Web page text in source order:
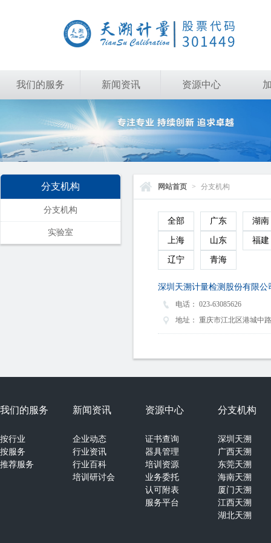
我们的服务 新闻资讯 资源中心
分支机构
分支机构
实验室
网站首页 > 分支机构
全部 广东 湖南
上海 山东 福建
辽宁 青海
深圳天溯计量检测股份有限公
电话： 023-63085626
地址： 重庆市江北区港城中
我们的服务
按行业
按服务
推荐服务
新闻资讯
企业动态
行业资讯
行业百科
培训研讨会
资源中心
证书查询
器具管理
培训资源
业务委托
认可附表
服务平台
分支机构
深圳天溯
广西天溯
东莞天溯
海南天溯
厦门天溯
江西天溯
湖北天溯